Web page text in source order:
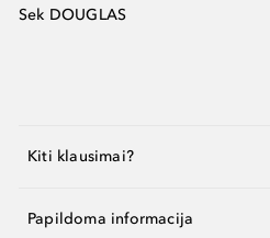
Sek DOUGLAS
Kiti klausimai?
Papildoma informacija